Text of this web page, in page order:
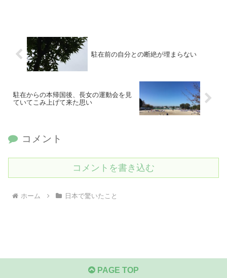
駐在前の自分との断絶が埋まらない
駐在からの本帰国後、長女の運動会を見
ていてこみ上げて来た思い
コメント
コメントを書き込む
ホーム 日本で驚いたこと
PAGE TOP